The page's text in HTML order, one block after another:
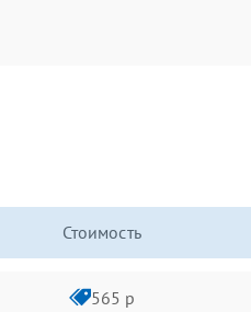
Стоимость
565 р